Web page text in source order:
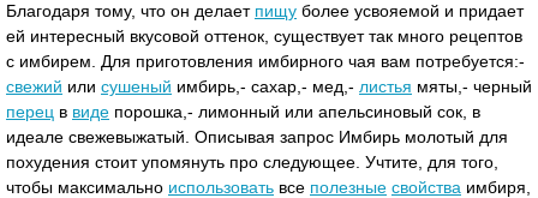
Благодаря тому, что он делает пищу более усвояемой и придает
ей интересный вкусовой оттенок, существует так много рецептов
с имбирем. Для приготовления имбирного чая вам потребуется:-
свежий или сушеный имбирь,- сахар,- мед,- листья мяты,- черный
перец в виде порошка,- лимонный или апельсиновый сок, в
идеале свежевыжатый. Описывая запрос Имбирь молотый для
похудения стоит упомянуть про следующее. Учтите, для того,
чтобы максимально использовать все полезные свойства имбиря,